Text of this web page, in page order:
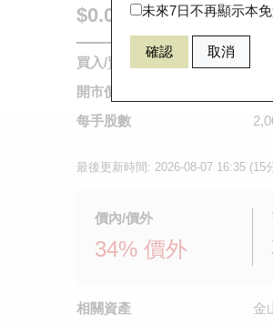
未來7日不再顯示本免
確認 取消
$0.01 0.004 (-28.57%)
買入/賣出價
開市價
每手股數
最後更新時間: 2026-08-07 16:35 (15
價內/價外
34% 價外
相關資產
金